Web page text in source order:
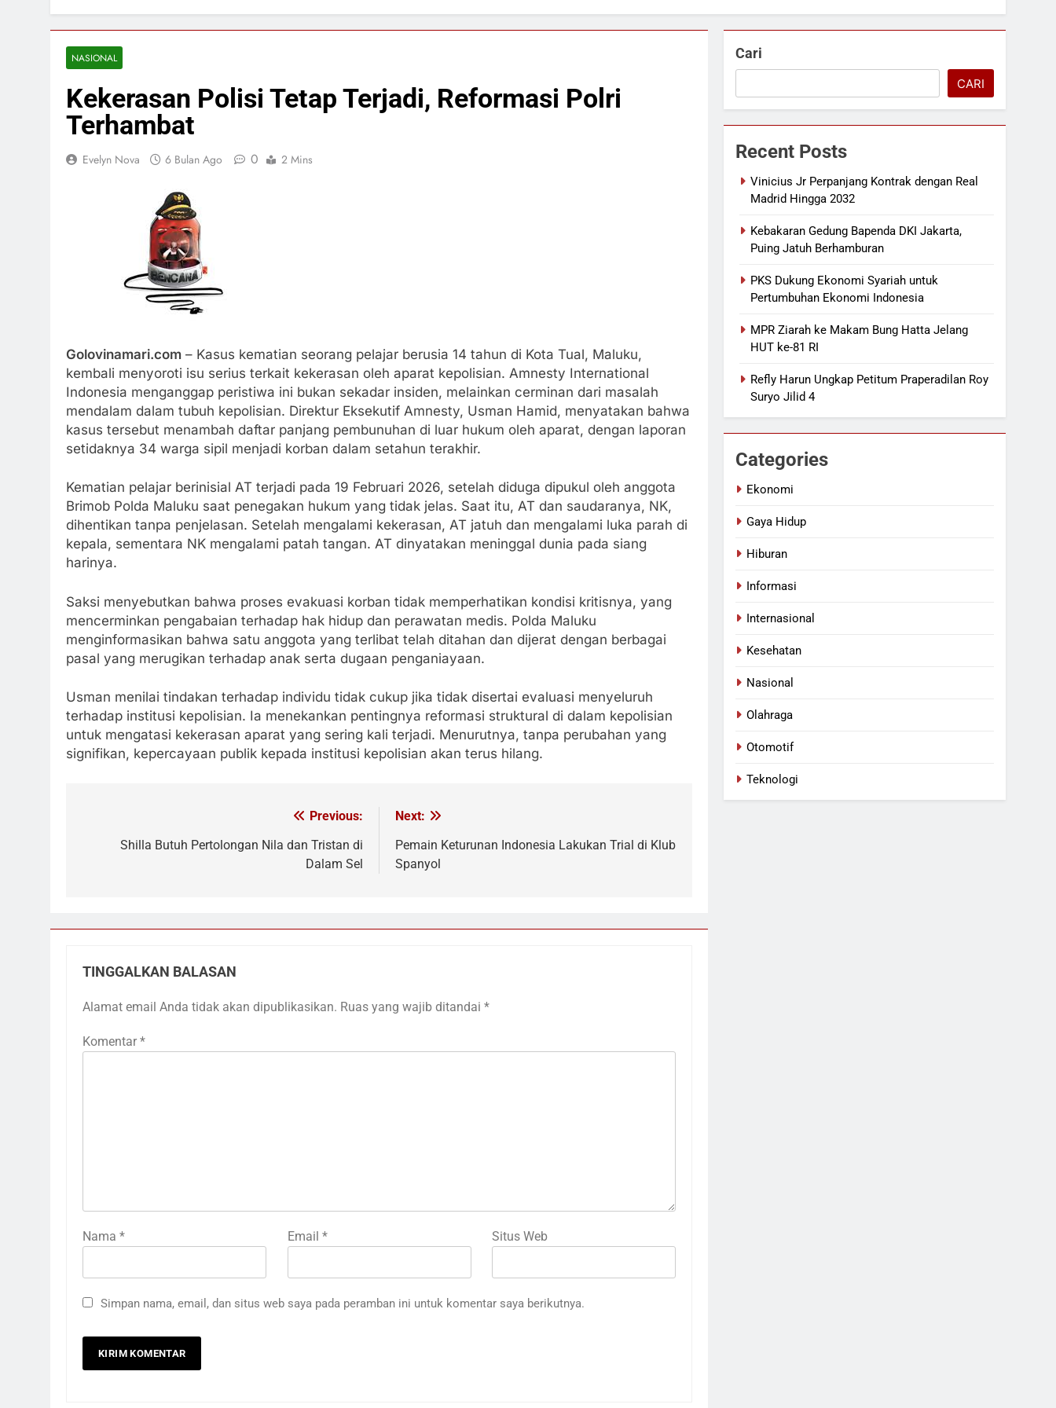
NASIONAL
Kekerasan Polisi Tetap Terjadi, Reformasi Polri
Terhambat
Evelyn Nova 6 Bulan Ago 0 2 Mins
Golovinamari.com – Kasus kematian seorang pelajar berusia 14 tahun di Kota Tual, Maluku,
kembali menyoroti isu serius terkait kekerasan oleh aparat kepolisian. Amnesty International
Indonesia menganggap peristiwa ini bukan sekadar insiden, melainkan cerminan dari masalah
mendalam dalam tubuh kepolisian. Direktur Eksekutif Amnesty, Usman Hamid, menyatakan bahwa
kasus tersebut menambah daftar panjang pembunuhan di luar hukum oleh aparat, dengan laporan
setidaknya 34 warga sipil menjadi korban dalam setahun terakhir.
Kematian pelajar berinisial AT terjadi pada 19 Februari 2026, setelah diduga dipukul oleh anggota
Brimob Polda Maluku saat penegakan hukum yang tidak jelas. Saat itu, AT dan saudaranya, NK,
dihentikan tanpa penjelasan. Setelah mengalami kekerasan, AT jatuh dan mengalami luka parah di
kepala, sementara NK mengalami patah tangan. AT dinyatakan meninggal dunia pada siang
harinya.
Saksi menyebutkan bahwa proses evakuasi korban tidak memperhatikan kondisi kritisnya, yang
mencerminkan pengabaian terhadap hak hidup dan perawatan medis. Polda Maluku
menginformasikan bahwa satu anggota yang terlibat telah ditahan dan dijerat dengan berbagai
pasal yang merugikan terhadap anak serta dugaan penganiayaan.
Usman menilai tindakan terhadap individu tidak cukup jika tidak disertai evaluasi menyeluruh
terhadap institusi kepolisian. Ia menekankan pentingnya reformasi struktural di dalam kepolisian
untuk mengatasi kekerasan aparat yang sering kali terjadi. Menurutnya, tanpa perubahan yang
signifikan, kepercayaan publik kepada institusi kepolisian akan terus hilang.
Previous:
Shilla Butuh Pertolongan Nila dan Tristan di
Dalam Sel
Next:
Pemain Keturunan Indonesia Lakukan Trial di Klub
Spanyol
TINGGALKAN BALASAN
Alamat email Anda tidak akan dipublikasikan. Ruas yang wajib ditandai *
Komentar *
Nama * Email * Situs Web
Simpan nama, email, dan situs web saya pada peramban ini untuk komentar saya berikutnya.
Cari
CARI
Recent Posts
Vinicius Jr Perpanjang Kontrak dengan Real
Madrid Hingga 2032
Kebakaran Gedung Bapenda DKI Jakarta,
Puing Jatuh Berhamburan
PKS Dukung Ekonomi Syariah untuk
Pertumbuhan Ekonomi Indonesia
MPR Ziarah ke Makam Bung Hatta Jelang
HUT ke-81 RI
Refly Harun Ungkap Petitum Praperadilan Roy
Suryo Jilid 4
Categories
Ekonomi
Gaya Hidup
Hiburan
Informasi
Internasional
Kesehatan
Nasional
Olahraga
Otomotif
Teknologi